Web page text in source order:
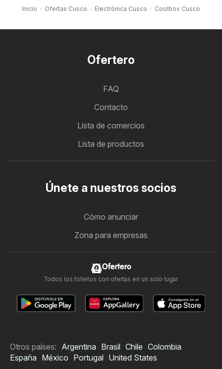
Inicio Ofertas Cusco Electrónica Cusco Coolbox Cusco
Ofertero
FAQ
Contacto
Lista de comercios
Lista de productos
Únete a nuestros socios
Cómo anunciar
Zona para empresas
Ofertero
Todos los folletos con ofertas en un solo lugar
Otros países: Argentina Brasil Chile Colombia
España México Portugal United States